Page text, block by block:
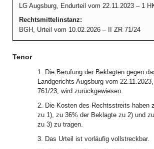
LG Augsburg, Endurteil vom 22.11.2023 – 1
Rechtsmittelinstanz:
BGH, Urteil vom 10.02.2026 – II ZR 71/24
Tenor
1. Die Berufung der Beklagten gegen
Landgerichts Augsburg vom
761/23, wird zurückgewiesen.
2. Die Kosten des Rechtsstreits haben
zu 1), zu 36% der Beklagte zu 2) und
zu 3) zu tragen.
3. Das Urteil ist vorläufig vollstreckbar.